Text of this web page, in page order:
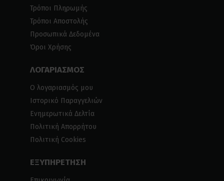
Τρόποι Πληρωμής
Τρόποι Αποστολής
Προσωπικά Δεδομένα
Όροι Χρήσης
ΛΟΓΑΡΙΑΣΜΟΣ
Ο λογαριασμός μου
Ιστορικό Παραγγελιών
Ενημερωτικά Δελτία
Πολιτική Απορρήτου
Πολιτική Cookies
ΕΞΥΠΗΡΕΤΗΣΗ